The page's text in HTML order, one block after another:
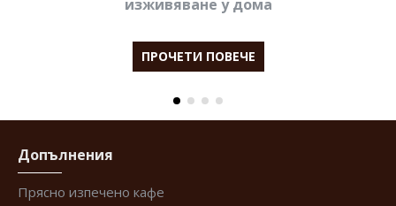
изживяване у дома
ПРОЧЕТИ ПОВЕЧЕ
Допълнения
Прясно изпечено кафе